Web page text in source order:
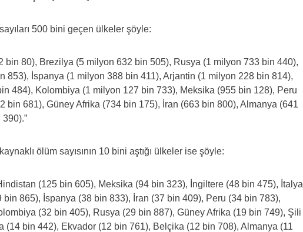
500 bini geçen ülkeler şöyle:
bin 80), Brezilya (5 milyon 632 bin 505), Rusya (1 milyon 733 bin 440),
853), İspanya (1 milyon 388 bin 411), Arjantin (1 milyon 228 bin 814),
484), Kolombiya (1 milyon 127 bin 733), Meksika (955 bin 128), Peru
bin 681), Güney Afrika (734 bin 175), İran (663 bin 800), Almanya (641
ölüm sayısının 10 bini aştığı ülkeler ise şöyle:
(125 bin 605), Meksika (94 bin 323), İngiltere (48 bin 475), İtalya
bin 865), İspanya (38 bin 833), İran (37 bin 409), Peru (34 bin 783),
(32 bin 405), Rusya (29 bin 887), Güney Afrika (19 bin 749), Şili
(14 bin 442), Ekvador (12 bin 761), Belçika (12 bin 708), Almanya (11